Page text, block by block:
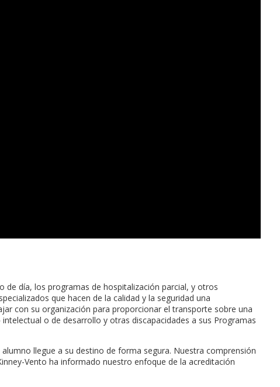
de día, los programas de hospitalización parcial, y otros
que hacen de la calidad y la seguridad una
con su organización para proporcionar el transporte sobre una
o de desarrollo y otras discapacidades a sus Programas
llegue a su destino de forma segura. Nuestra comprensión
Vento ha informado nuestro enfoque de la acreditación